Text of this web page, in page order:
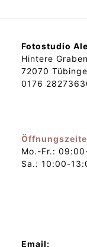
Fotostudio
Hintere
72070
0176
Mo.-Fr.:
Sa.: 10:00-
Email: